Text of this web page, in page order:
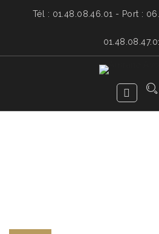
Tél : 01.48.08.46.01 - Port :